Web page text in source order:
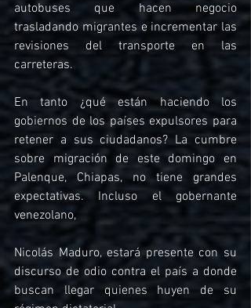
autobuses que hacen negocio
trasladando migrantes e incrementar las
revisiones del transporte en las
carreteras.
En tanto ¿qué están haciendo los
gobiernos de los países expulsores para
retener a sus ciudadanos? La cumbre
sobre migración de este domingo en
Palenque, Chiapas, no tiene grandes
expectativas. Incluso el gobernante
venezolano,
Nicolás Maduro, estará presente con su
discurso de odio contra el país a donde
buscan llegar quienes huyen de su